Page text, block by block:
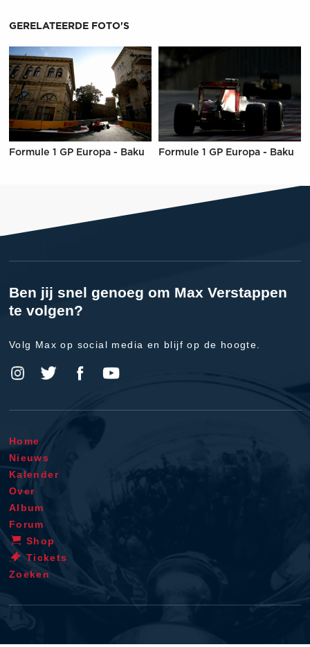
GERELATEERDE FOTO'S
Formule 1 GP Europa - Baku Formule 1 GP Europa - Baku
Ben jij snel genoeg om Max Verstappen
te volgen?
Volg Max op social media en blijf op de hoogte.
Home
Nieuws
Kalender
Over
Album
Forum
Shop
Tickets
Zoeken